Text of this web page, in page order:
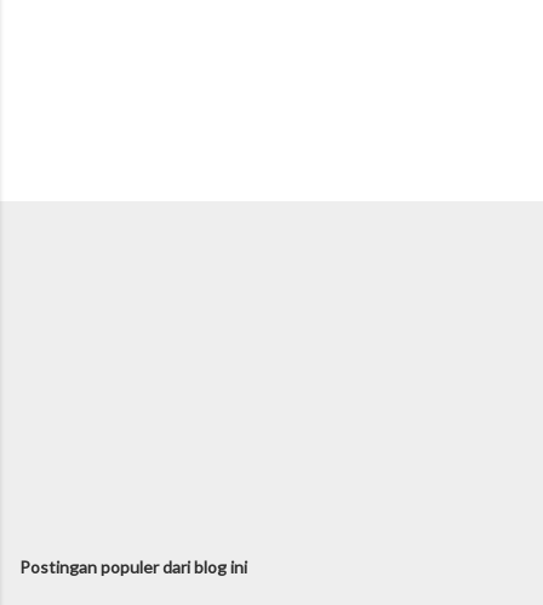
Postingan populer dari blog ini